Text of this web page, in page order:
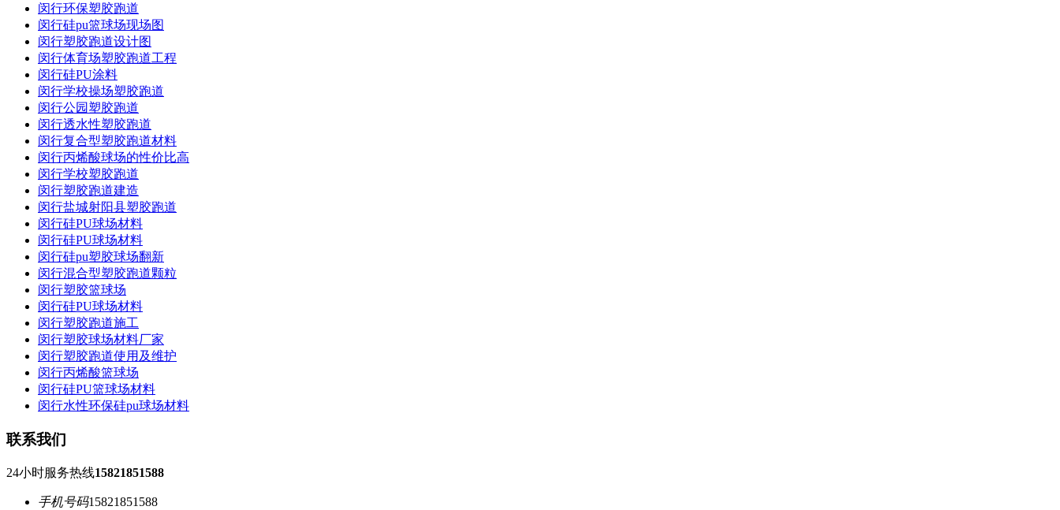
闵行环保塑胶跑道
闵行硅pu篮球场现场图
闵行塑胶跑道设计图
闵行体育场塑胶跑道工程
闵行硅PU涂料
闵行学校操场塑胶跑道
闵行公园塑胶跑道
闵行透水性塑胶跑道
闵行复合型塑胶跑道材料
闵行丙烯酸球场的性价比高
闵行学校塑胶跑道
闵行塑胶跑道建造
闵行盐城射阳县塑胶跑道
闵行硅PU球场材料
闵行硅PU球场材料
闵行硅pu塑胶球场翻新
闵行混合型塑胶跑道颗粒
闵行塑胶篮球场
闵行硅PU球场材料
闵行塑胶跑道施工
闵行塑胶球场材料厂家
闵行塑胶跑道使用及维护
闵行丙烯酸篮球场
闵行硅PU篮球场材料
闵行水性环保硅pu球场材料
联系我们
24小时服务热线15821851588
手机号码15821851588